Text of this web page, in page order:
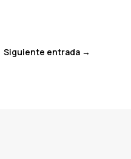
Siguiente entrada→